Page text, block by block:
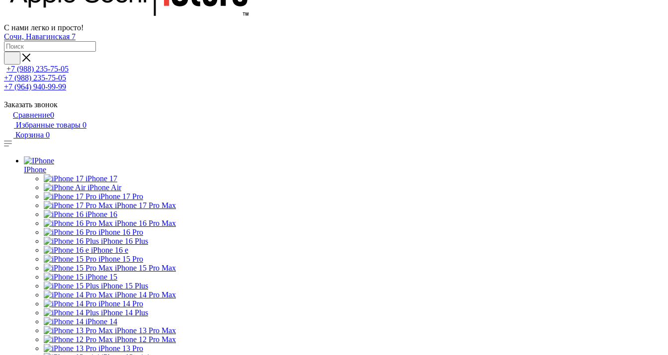
С нами легко и просто!
Сочи, Навагинская 7
+7 (988) 235-75-05
+7 (988) 235-75-05
+7 (964) 940-99-99
Заказать звонок
Сравнение0
Избранные товары 0
Корзина 0
IPhone
iPhone 17
iPhone Air
iPhone 17 Pro
iPhone 17 Pro Max
iPhone 16
iPhone 16 Pro Max
iPhone 16 Pro
iPhone 16 Plus
iPhone 16 e
iPhone 15 Pro
iPhone 15 Pro Max
iPhone 15
iPhone 15 Plus
iPhone 14 Pro Max
iPhone 14 Pro
iPhone 14 Plus
iPhone 14
iPhone 13 Pro Max
iPhone 12 Pro Max
iPhone 13 Pro